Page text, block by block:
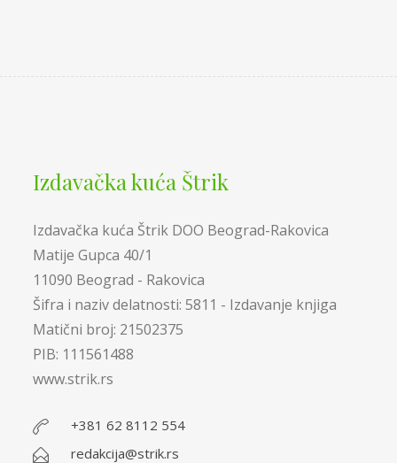
Izdavačka kuća Štrik
Izdavačka kuća Štrik DOO Beograd-Rakovica
Matije Gupca 40/1
11090 Beograd - Rakovica
Šifra i naziv delatnosti: 5811 - Izdavanje knjiga
Matični broj: 21502375
PIB: 111561488
www.strik.rs
+381 62 8112 554
redakcija@strik.rs